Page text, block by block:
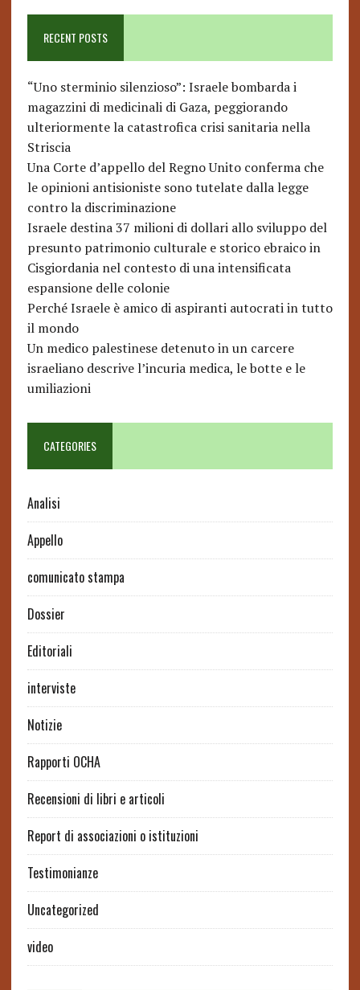
RECENT POSTS
“Uno sterminio silenzioso”: Israele bombarda i
magazzini di medicinali di Gaza, peggiorando
ulteriormente la catastrofica crisi sanitaria nella
Striscia
Una Corte d’appello del Regno Unito conferma che
le opinioni antisioniste sono tutelate dalla legge
contro la discriminazione
Israele destina 37 milioni di dollari allo sviluppo del
presunto patrimonio culturale e storico ebraico in
Cisgiordania nel contesto di una intensificata
espansione delle colonie
Perché Israele è amico di aspiranti autocrati in tutto
il mondo
Un medico palestinese detenuto in un carcere
israeliano descrive l’incuria medica, le botte e le
umiliazioni
CATEGORIES
Analisi
Appello
comunicato stampa
Dossier
Editoriali
interviste
Notizie
Rapporti OCHA
Recensioni di libri e articoli
Report di associazioni o istituzioni
Testimonianze
Uncategorized
video